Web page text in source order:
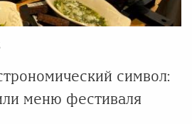
символ:
меню фестиваля